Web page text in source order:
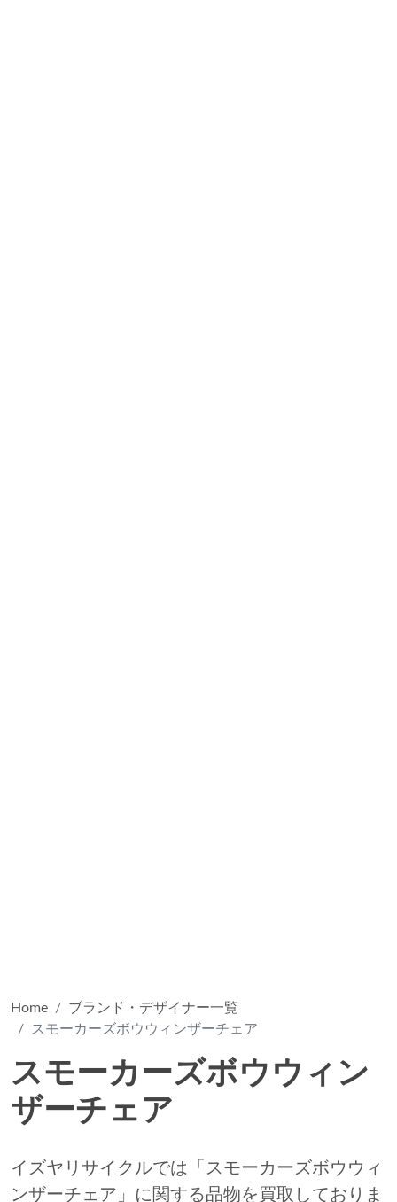
Home
ブランド・デザイナー一覧
スモーカーズボウウィンザーチェア
スモーカーズボウウィン
ザーチェア
イズヤリサイクルでは「スモーカーズボウウィ
ンザーチェア」に関する品物を買取しておりま